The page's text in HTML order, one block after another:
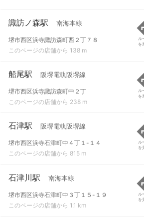
諏訪ノ森駅 南海本線
堺市西区浜寺諏訪森町西２丁７８
このページの店舗から 138 m
ル
を
船尾駅 阪堺電軌阪堺線
堺市西区浜寺諏訪森町中２丁
このページの店舗から 238 m
ル
を
石津駅 阪堺電軌阪堺線
堺市西区浜寺石津町中４丁１-１４
このページの店舗から 815 m
ル
を
石津川駅 南海本線
堺市西区浜寺石津町中３丁１５-１９
このページの店舗から 1.1 km
ル
を